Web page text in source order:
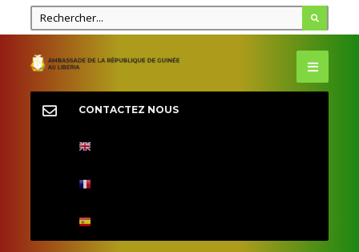
CONTACTEZ NOUS